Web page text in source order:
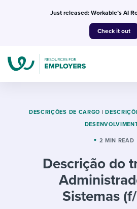
Just released: Workable’s AI
Check it out
Topics
I NEED HELP WITH...
Templates &
I’m a
DESCRIÇÕES DE CARGO |
2 MIN READ
Descrição do
Sistemas